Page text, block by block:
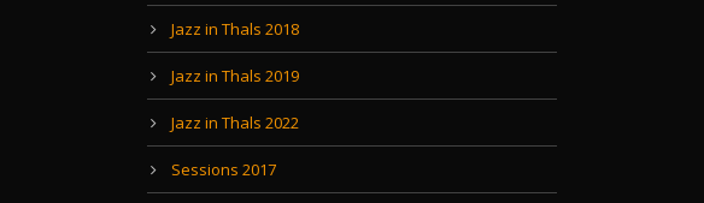
Jazz in Thals 2018
Jazz in Thals 2019
Jazz in Thals 2022
Sessions 2017